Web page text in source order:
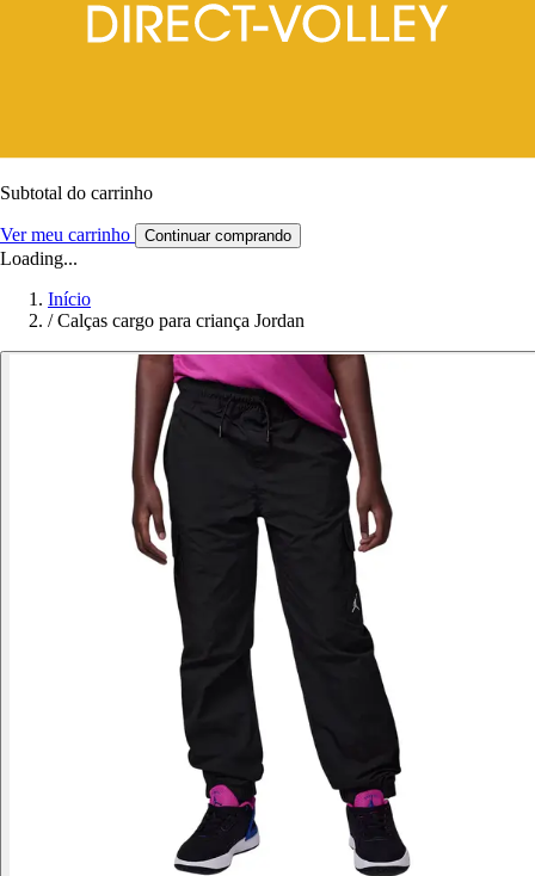
Subtotal do carrinho
Ver meu carrinho Continuar comprando
Loading...
Início
/ Calças cargo para criança Jordan